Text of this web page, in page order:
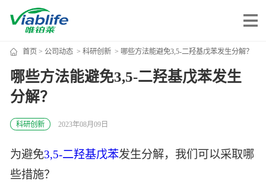
唯铂莱
公司介绍
公司团队
公司动态
加入我们
首页 > 公司动态> 科研创新> 哪些方法能避免3,5-二羟基戊苯发生分解？
哪些方法能避免3,5-二羟基戊苯发生
分解？
科研创新 2023年08月09日
为避免3,5-二羟基戊苯发生分解，我们可以采取哪
些措施？